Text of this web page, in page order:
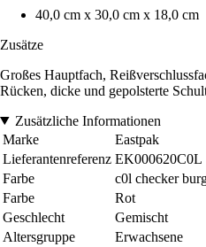
40,0 cm x 30,0 cm x 18,0 cm
Zusätze
Großes Hauptfach,
Rücken, dicke und gepolsterte
Zusätzliche Informationen
Marke
Eastpak
Lieferantenreferenz EK000620C0L
Farbe
c0l checker
Farbe
Rot
Geschlecht
Gemischt
Altersgruppe
Erwachsene